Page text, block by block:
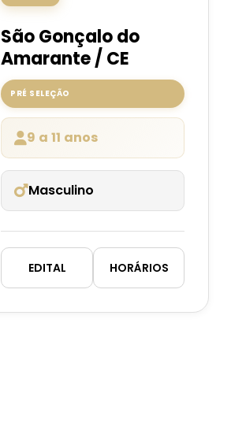
São Gonçalo do
Amarante / CE
PRÉ SELEÇÃO
9 a 11 anos
Masculino
EDITAL HORÁRIOS